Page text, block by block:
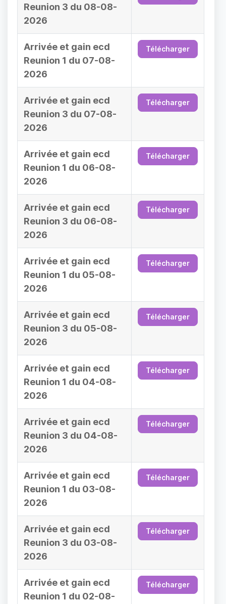
Reunion 3 du 08-08-
2026
Arrivée et gain ecd
Reunion 1 du 07-08-
2026
Télécharger
Arrivée et gain ecd
Reunion 3 du 07-08-
2026
Télécharger
Arrivée et gain ecd
Reunion 1 du 06-08-
2026
Télécharger
Arrivée et gain ecd
Reunion 3 du 06-08-
2026
Télécharger
Arrivée et gain ecd
Reunion 1 du 05-08-
2026
Télécharger
Arrivée et gain ecd
Reunion 3 du 05-08-
2026
Télécharger
Arrivée et gain ecd
Reunion 1 du 04-08-
2026
Télécharger
Arrivée et gain ecd
Reunion 3 du 04-08-
2026
Télécharger
Arrivée et gain ecd
Reunion 1 du 03-08-
2026
Télécharger
Arrivée et gain ecd
Reunion 3 du 03-08-
2026
Télécharger
Arrivée et gain ecd
Reunion 1 du 02-08-
Télécharger